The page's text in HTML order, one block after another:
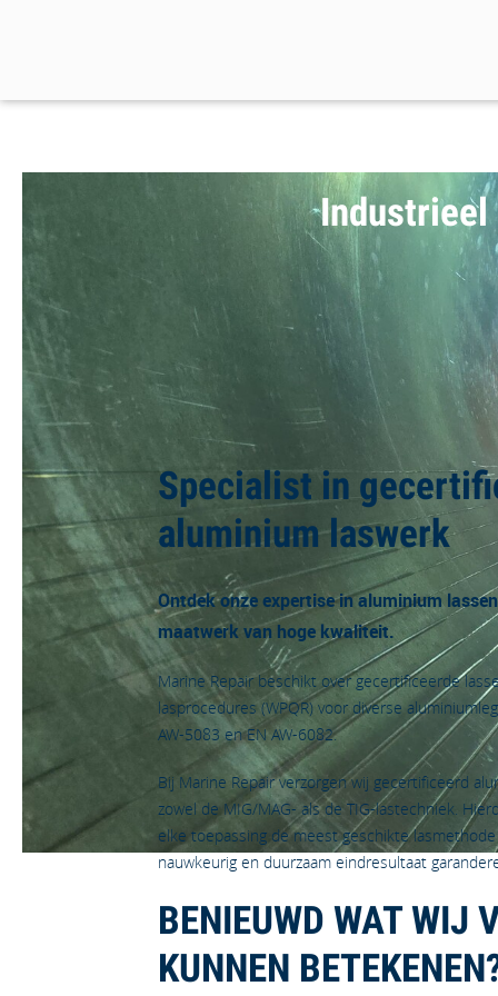
Industrieel
Specialist in
aluminium laswerk
Ontdek onze expertise in aluminium
maatwerk van hoge kwaliteit.
Marine Repair beschikt over gecertificeerde
lasprocedures (WPQR) voor diverse
AW-5083 en EN AW-6082.
Bij Marine Repair verzorgen wij gecertificeerd
zowel de MIG/MAG- als de TIG-lastechniek.
elke toepassing de meest geschikte
nauwkeurig en duurzaam eindresultaat
BENIEUWD WAT WIJ
KUNNEN